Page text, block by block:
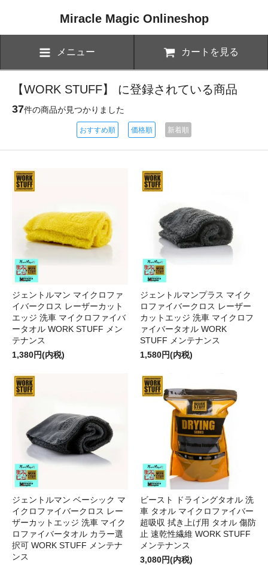
Miracle Magic Onlineshop
メニュー カートを見る
【WORK STUFF】 に登録されている商品
37件の商品が見つかりました
おすすめ順 価格順 新着順
ジェントルマン マイクロファ
イバークロス レーザーカット
エッジ 洗車 マイクロファイバ
ータオル WORK STUFF メン
テナンス
1,380円(内税)
ジェントルマンプラス マイク
ロファイバークロス レーザー
カットエッジ 洗車 マイクロフ
ァイバータオル WORK
STUFF メンテナンス
1,580円(内税)
ジェントルマン ベーシック マ
イクロファイバークロス レー
ザーカットエッジ 洗車 マイク
ロファイバータオル カラー選
択可 WORK STUFF メンテナ
ンス
ビースト ドライングタオル 洗
車 タオル マイクロファイバー
超吸収 拭き上げ用 タオル 傷防
止 速乾性繊維 WORK STUFF
メンテナンス
3,080円(内税)